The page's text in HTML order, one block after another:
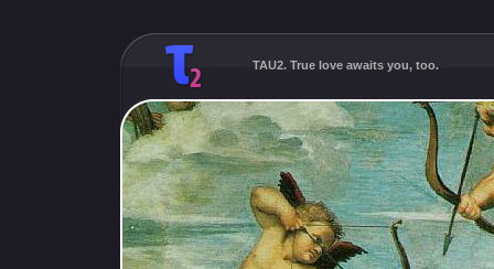
TAU2. True love awaits you, too.